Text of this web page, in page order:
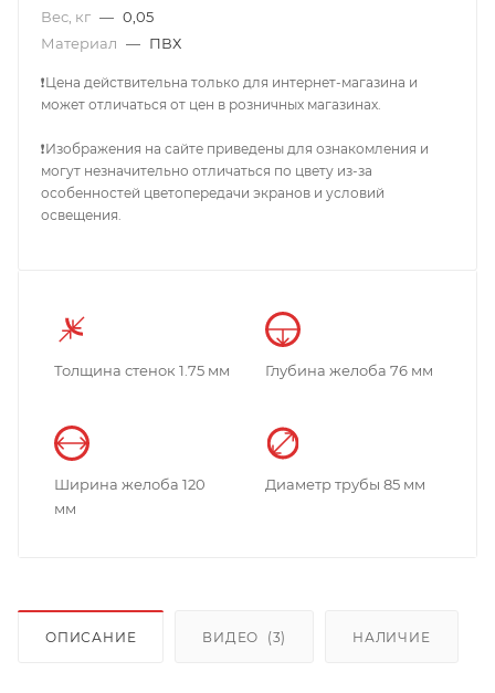
Вес, кг — 0,05
Материал — ПВХ
❗Цена действительна только для интернет-магазина и
может отличаться от цен в розничных магазинах.
❗Изображения на сайте приведены для ознакомления и
могут незначительно отличаться по цвету из-за
особенностей цветопередачи экранов и условий
освещения.
Толщина стенок 1.75 мм Глубина желоба 76 мм
Ширина желоба 120
мм
Диаметр трубы 85 мм
ОПИСАНИЕ ВИДЕО (3) НАЛИЧИЕ